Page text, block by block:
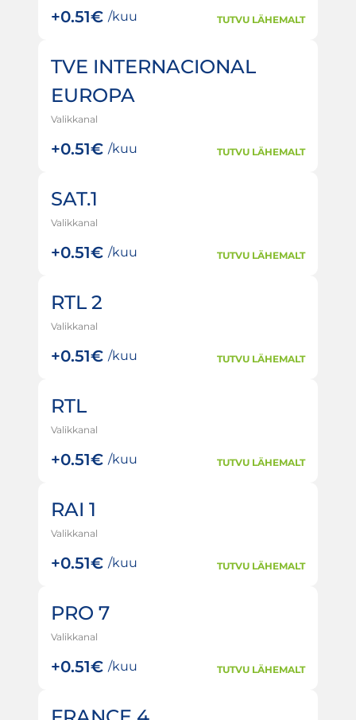
+0.51€ /kuu TUTVU LÄHEMALT
TVE INTERNACIONAL
EUROPA
Valikkanal
+0.51€ /kuu TUTVU LÄHEMALT
SAT.1
Valikkanal
+0.51€ /kuu TUTVU LÄHEMALT
RTL 2
Valikkanal
+0.51€ /kuu TUTVU LÄHEMALT
RTL
Valikkanal
+0.51€ /kuu TUTVU LÄHEMALT
RAI 1
Valikkanal
+0.51€ /kuu TUTVU LÄHEMALT
PRO 7
Valikkanal
+0.51€ /kuu TUTVU LÄHEMALT